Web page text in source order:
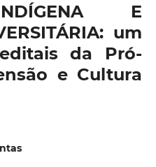
E
um
da Pró-
e Cultura